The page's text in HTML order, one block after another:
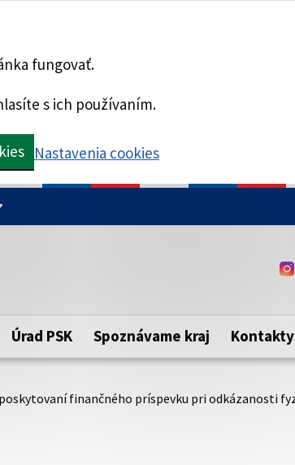
fungovať.
s ich používaním.
Nastavenia cookies
kraja.
Táto stránka je
zabezpečenú webovú
https:// pred názvom
Úrad PSK Spoznávame kraj Kontakty
finančného príspevku pri odkázanosti